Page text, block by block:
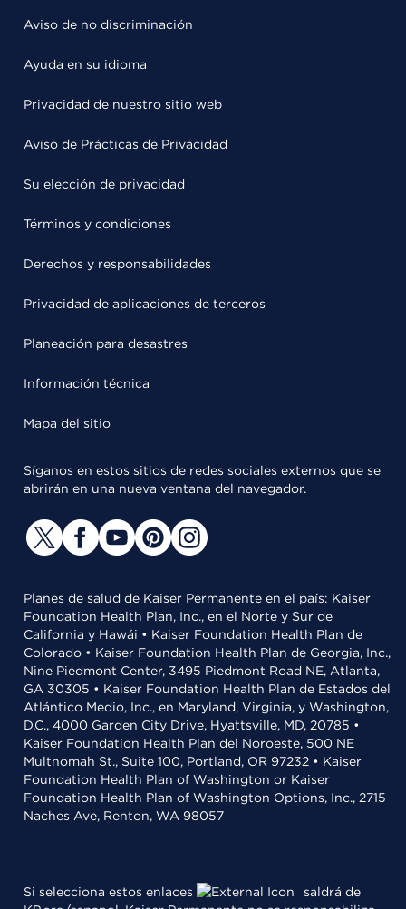
Aviso de no discriminación
Ayuda en su idioma
Privacidad de nuestro sitio web
Aviso de Prácticas de Privacidad
Su elección de privacidad
Términos y condiciones
Derechos y responsabilidades
Privacidad de aplicaciones de terceros
Planeación para desastres
Información técnica
Mapa del sitio
Síganos en estos sitios de redes sociales externos que se
abrirán en una nueva ventana del navegador.
Planes de salud de Kaiser Permanente en el país: Kaiser
Foundation Health Plan, Inc., en el Norte y Sur de
California y Hawái • Kaiser Foundation Health Plan de
Colorado • Kaiser Foundation Health Plan de Georgia, Inc.,
Nine Piedmont Center, 3495 Piedmont Road NE, Atlanta,
GA 30305 • Kaiser Foundation Health Plan de Estados del
Atlántico Medio, Inc., en Maryland, Virginia, y Washington,
D.C., 4000 Garden City Drive, Hyattsville, MD, 20785 •
Kaiser Foundation Health Plan del Noroeste, 500 NE
Multnomah St., Suite 100, Portland, OR 97232 • Kaiser
Foundation Health Plan of Washington or Kaiser
Foundation Health Plan of Washington Options, Inc., 2715
Naches Ave, Renton, WA 98057
Si selecciona estos enlaces
saldrá de